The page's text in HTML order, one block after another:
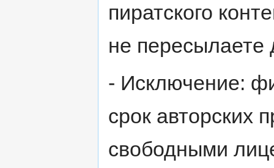
пиратского
не пересылаете
- Исключение:
срок авторских
свободными